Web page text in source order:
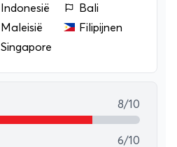
Indonesië
Bali
Maleisië
Filipijnen
Singapore
8/10
6/10